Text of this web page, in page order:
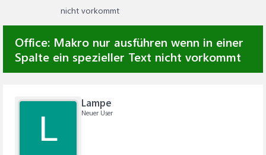
nicht vorkommt
Office: Makro nur ausführen wenn in einer
Spalte ein spezieller Text nicht vorkommt
L
Lampe
Neuer User